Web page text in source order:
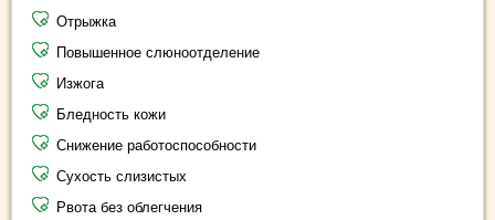
Отрыжка
Повышенное слюноотделение
Изжога
Бледность кожи
Снижение работоспособности
Сухость слизистых
Рвота без облегчения